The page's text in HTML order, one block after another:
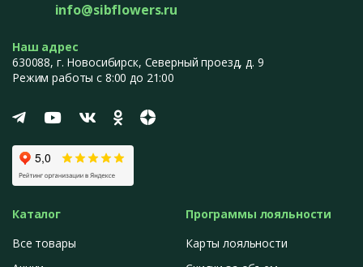
info@sibflowers.ru
Наш адрес
630088, г. Новосибирск, Северный проезд, д. 9
Режим работы с 8:00 до 21:00
Каталог
Все товары
Программы лояльности
Карты лояльности